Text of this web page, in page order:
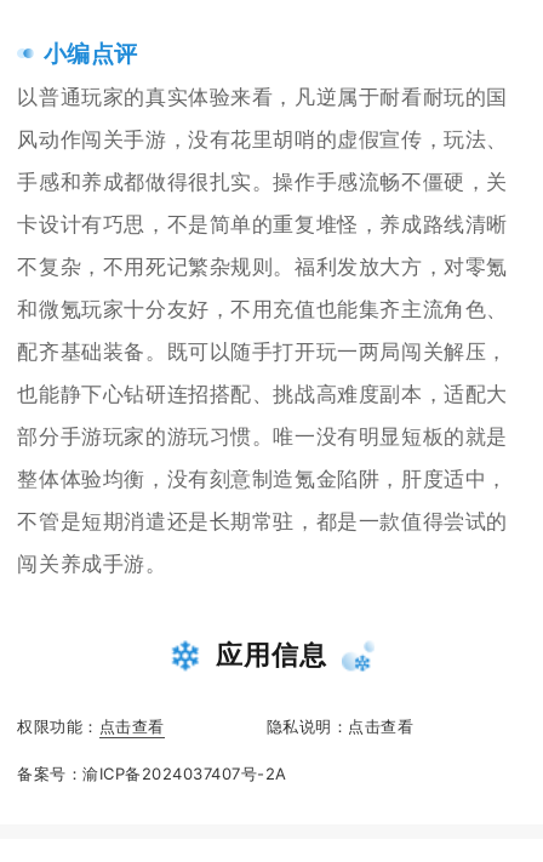
小编点评
以普通玩家的真实体验来看，凡逆属于耐看耐玩的国
风动作闯关手游，没有花里胡哨的虚假宣传，玩法、
手感和养成都做得很扎实。操作手感流畅不僵硬，关
卡设计有巧思，不是简单的重复堆怪，养成路线清晰
不复杂，不用死记繁杂规则。福利发放大方，对零氪
和微氪玩家十分友好，不用充值也能集齐主流角色、
配齐基础装备。既可以随手打开玩一两局闯关解压，
也能静下心钻研连招搭配、挑战高难度副本，适配大
部分手游玩家的游玩习惯。唯一没有明显短板的就是
整体体验均衡，没有刻意制造氪金陷阱，肝度适中，
不管是短期消遣还是长期常驻，都是一款值得尝试的
闯关养成手游。
应用信息
权限功能： 点击查看 隐私说明： 点击查看
备案号：渝ICP备2024037407号-2A